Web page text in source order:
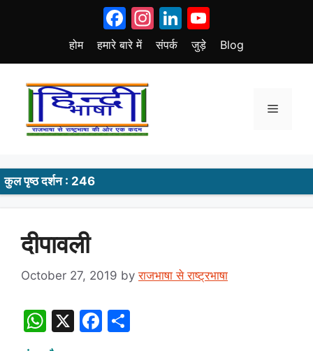
Facebook
Instagram
LinkedIn
होम हमारे बारे में संपर्क जुड़े Blog
Menu
कुल पृष्ठ दर्शन : 246
दीपावली
October 27, 2019 byराजभाषा से राष्ट्रभाषा
W
h
X
F